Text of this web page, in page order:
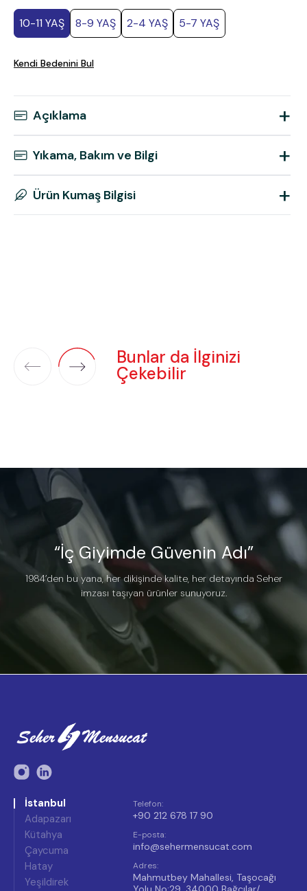
10-11 YAŞ 8-9 YAŞ 2-4 YAŞ 5-7 YAŞ
Kendi Bedenini Bul
Açıklama +
Yıkama, Bakım ve Bilgi +
Ürün Kumaş Bilgisi +
Bunlar da İlginizi
Çekebilir
“İç Giyimde Güvenin Adı”
1984’den bu yana, her dikişinde kalite, her detayında Seher
imzası taşıyan ürünler sunuyoruz.
İstanbul
Adapazarı
Kütahya
Çaycuma
Hatay
Yeşildirek
Telefon:
+90 212 678 17 90
E-posta:
info@sehermensucat.com
Adres:
Mahmutbey Mahallesi, Taşocağı